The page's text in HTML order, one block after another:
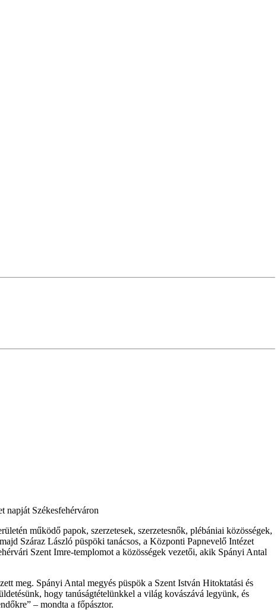
napját Székesfehérváron
működő papok, szerzetesek, szerzetesnők, plébániai közösségek,
Száraz László püspöki tanácsos, a Központi Papnevelő Intézet
Szent Imre-templomot a közösségek vezetői, akik Spányi Antal
meg. Spányi Antal megyés püspök a Szent István Hitoktatási és
hogy tanúságtételünkkel a világ kovászává legyünk, és
– mondta a főpásztor.